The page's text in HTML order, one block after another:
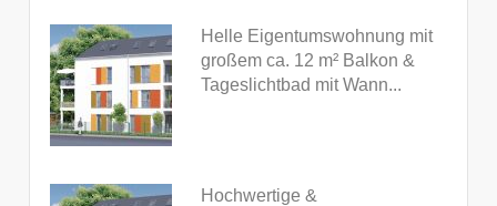
Helle Eigentumswohnung mit
großem ca. 12 m² Balkon &
Tageslichtbad mit Wann...
Hochwertige &